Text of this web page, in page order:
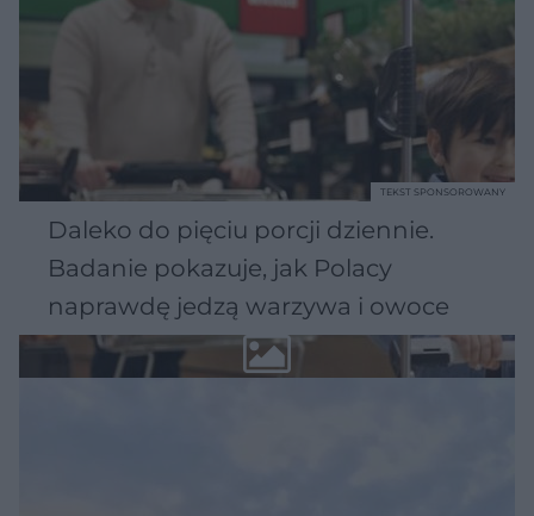
Daleko do pięciu porcji dziennie.
Badanie pokazuje, jak Polacy
naprawdę jedzą warzywa i owoce
TEKST SPONSOROWANY